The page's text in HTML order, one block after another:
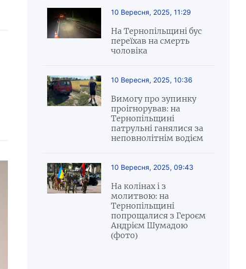
10 Вересня, 2025, 11:29
На Тернопільщині бус
переїхав на смерть
чоловіка
10 Вересня, 2025, 10:36
Вимогу про зупинку
проігнорував: на
Тернопільщині
патрульні ганялися за
неповнолітнім водієм
10 Вересня, 2025, 09:43
На колінах і з
молитвою: на
Тернопільщині
попрощалися з Героєм
Андрієм Шумадою
(фото)